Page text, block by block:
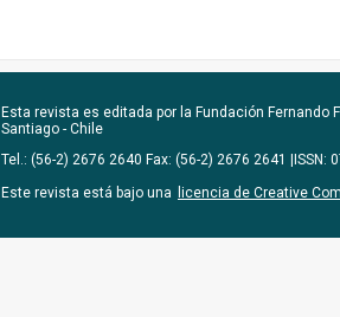
Esta revista es editada por la Fundación Fernando
Santiago - Chile
Tel.: (56-2) 2676 2640 Fax: (56-2) 2676 2641 |ISSN:
Este revista está bajo una
licencia de Creative